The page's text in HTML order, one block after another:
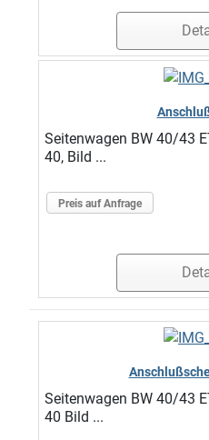
Seitenwagen BW 40/43
40, Bild ...
Preis auf Anfrage
Seitenwagen BW 40/43
40 Bild ...